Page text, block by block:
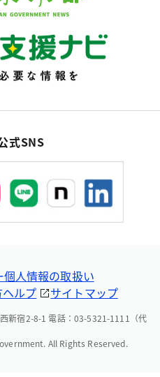
式SNS
個人情報の取扱い
ルプ サイトマップ
新宿2-8-1 電話：03-5321-1111（代
All Rights Reserved.